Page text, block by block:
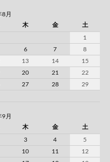
8月
木 金 土
1
6 7
8
13 14
15
20 21
22
27 28
29
9月
木 金 土
3 4
5
10 11
12